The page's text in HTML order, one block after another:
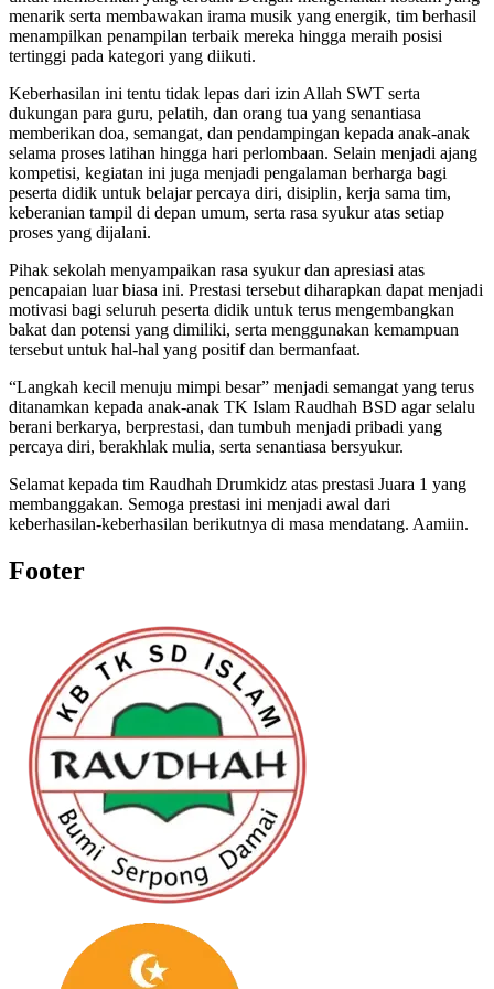
menarik serta membawakan irama musik yang energik, tim berhasil
menampilkan penampilan terbaik mereka hingga meraih posisi
tertinggi pada kategori yang diikuti.
Keberhasilan ini tentu tidak lepas dari izin Allah SWT serta
dukungan para guru, pelatih, dan orang tua yang senantiasa
memberikan doa, semangat, dan pendampingan kepada anak-anak
selama proses latihan hingga hari perlombaan. Selain menjadi ajang
kompetisi, kegiatan ini juga menjadi pengalaman berharga bagi
peserta didik untuk belajar percaya diri, disiplin, kerja sama tim,
keberanian tampil di depan umum, serta rasa syukur atas setiap
proses yang dijalani.
Pihak sekolah menyampaikan rasa syukur dan apresiasi atas
pencapaian luar biasa ini. Prestasi tersebut diharapkan dapat menjadi
motivasi bagi seluruh peserta didik untuk terus mengembangkan
bakat dan potensi yang dimiliki, serta menggunakan kemampuan
tersebut untuk hal-hal yang positif dan bermanfaat.
“Langkah kecil menuju mimpi besar” menjadi semangat yang terus
ditanamkan kepada anak-anak TK Islam Raudhah BSD agar selalu
berani berkarya, berprestasi, dan tumbuh menjadi pribadi yang
percaya diri, berakhlak mulia, serta senantiasa bersyukur.
Selamat kepada tim Raudhah Drumkidz atas prestasi Juara 1 yang
membanggakan. Semoga prestasi ini menjadi awal dari
keberhasilan-keberhasilan berikutnya di masa mendatang. Aamiin.
Footer